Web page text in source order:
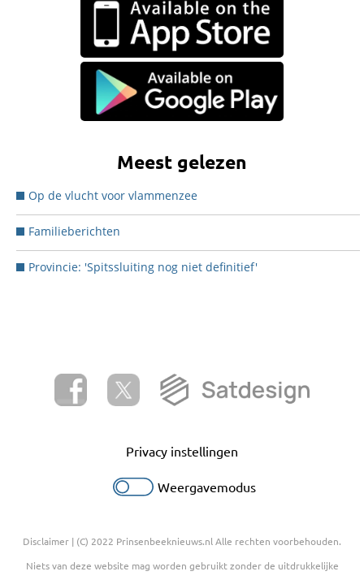
Meest gelezen
Op de vlucht voor vlammenzee
Familieberichten
Provincie: 'Spitssluiting nog niet definitief'
Privacy instellingen
Weergavemodus
Disclaimer | (C) 2022 Prinsenbeeknieuws.nl Alle rechten voorbehouden.
Niets van deze website mag worden gebruikt zonder de uitdrukkelijke